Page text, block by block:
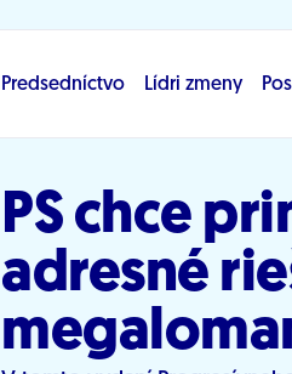
Predsedníctvo Lídri zmeny
PS chce
adresné